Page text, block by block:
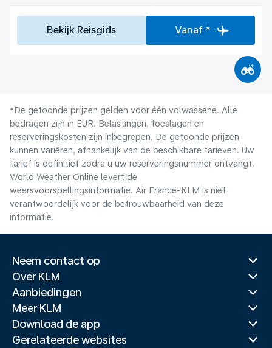
Bekijk Reisgids Vanaf *
*De getoonde prijzen gelden voor één volwassene. Alle
bedragen zijn in EUR. Belastingen, toeslagen en
reserveringskosten zijn inbegrepen. De getoonde prijzen
kunnen variëren, afhankelijk van de beschikbare tarieven. Uw
tarief is definitief zodra u uw reserveringsnummer ontvangt.
World Weather Online levert de
weersvoorspellingsinformatie. Air France-KLM is niet
verantwoordelijk voor de betrouwbaarheid van deze
informatie.
Neem contact op
Over KLM
Aanbiedingen
Meer KLM
Download de app
Gerelateerde websites